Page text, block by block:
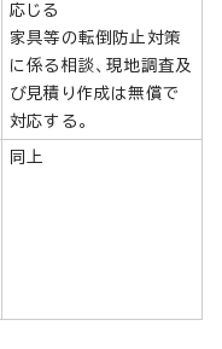
応じる
家具等の転倒防止対策
に係る相談、現地調査及
び見積り作成は無償で
対応する。
同上